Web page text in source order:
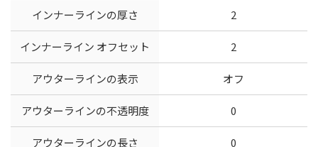
インナーラインの厚さ 2
インナーライン オフセット 2
アウターラインの表示 オフ
アウターラインの不透明度 0
アウターラインの長さ 0